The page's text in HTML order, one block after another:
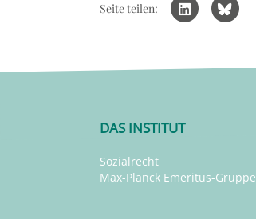
Seite teilen:
DAS INSTITUT
Sozialrecht
Max-Planck Emeritus-Gruppe